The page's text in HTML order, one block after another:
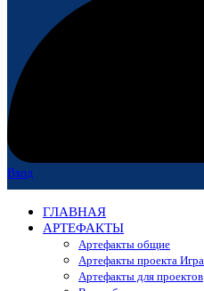
Вход
ГЛАВНАЯ
АРТЕФАКТЫ
Артефакты общие
Артефакты проекта Игра
Артефакты для проектов